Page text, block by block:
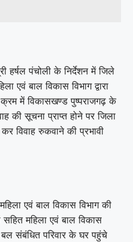
पंचोली के निर्देशन में जिले
एवं बाल विकास विभाग द्वारा
क्रम में विकासखण्ड पुष्पराजगढ़ के
की सूचना प्राप्त होने पर जिला
विवाह रुकवाने की प्रभावी
एवं बाल विकास विभाग की
महिला एवं बाल विकास
संबंधित परिवार के घर पहुंचे